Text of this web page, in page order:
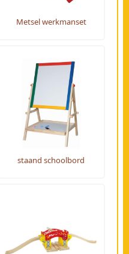
Metsel werkmanset
staand schoolbord